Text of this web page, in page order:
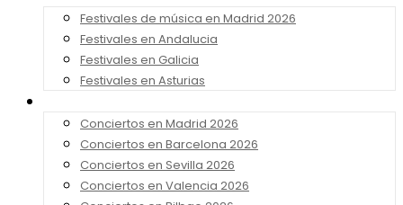
Festivales de música en Madrid 2026
Festivales en Andalucia
Festivales en Galicia
Festivales en Asturias
Conciertos en Madrid 2026
Conciertos en Barcelona 2026
Conciertos en Sevilla 2026
Conciertos en Valencia 2026